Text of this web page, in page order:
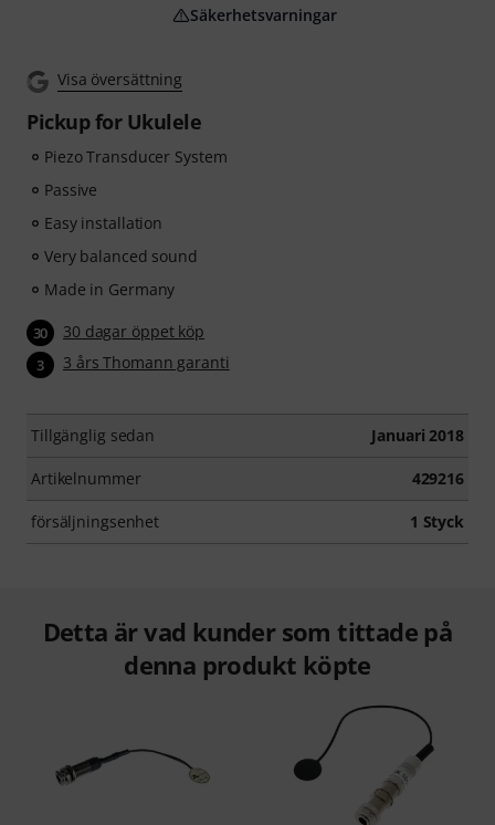
Visa översättning
Pickup for Ukulele
Piezo Transducer System
Passive
Easy installation
Very balanced sound
Made in Germany
30 30 dagar öppet köp
3 3 års Thomann garanti
Tillgänglig sedan Januari 2018
Artikelnummer 429216
försäljningsenhet 1 Styck
Säkerhetsvarningar
Detta är vad kunder som tittade på
denna produkt köpte